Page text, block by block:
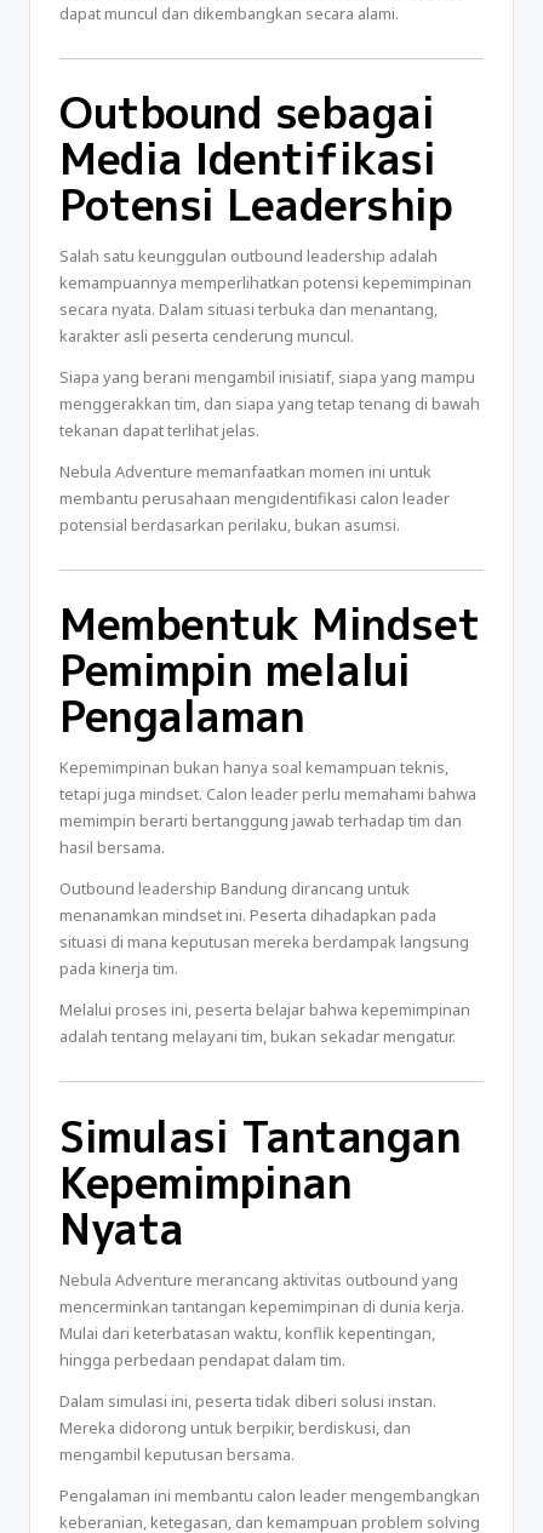
dapat muncul dan dikembangkan secara alami.
Outbound sebagai
Media Identifikasi
Potensi Leadership
Salah satu keunggulan outbound leadership adalah
kemampuannya memperlihatkan potensi kepemimpinan
secara nyata. Dalam situasi terbuka dan menantang,
karakter asli peserta cenderung muncul.
Siapa yang berani mengambil inisiatif, siapa yang mampu
menggerakkan tim, dan siapa yang tetap tenang di bawah
tekanan dapat terlihat jelas.
Nebula Adventure memanfaatkan momen ini untuk
membantu perusahaan mengidentifikasi calon leader
potensial berdasarkan perilaku, bukan asumsi.
Membentuk Mindset
Pemimpin melalui
Pengalaman
Kepemimpinan bukan hanya soal kemampuan teknis,
tetapi juga mindset. Calon leader perlu memahami bahwa
memimpin berarti bertanggung jawab terhadap tim dan
hasil bersama.
Outbound leadership Bandung dirancang untuk
menanamkan mindset ini. Peserta dihadapkan pada
situasi di mana keputusan mereka berdampak langsung
pada kinerja tim.
Melalui proses ini, peserta belajar bahwa kepemimpinan
adalah tentang melayani tim, bukan sekadar mengatur.
Simulasi Tantangan
Kepemimpinan
Nyata
Nebula Adventure merancang aktivitas outbound yang
mencerminkan tantangan kepemimpinan di dunia kerja.
Mulai dari keterbatasan waktu, konflik kepentingan,
hingga perbedaan pendapat dalam tim.
Dalam simulasi ini, peserta tidak diberi solusi instan.
Mereka didorong untuk berpikir, berdiskusi, dan
mengambil keputusan bersama.
Pengalaman ini membantu calon leader mengembangkan
keberanian, ketegasan, dan kemampuan problem solving